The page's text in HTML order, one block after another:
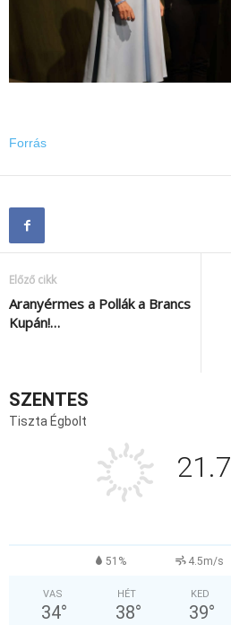
Forrás
Előző cikk
Aranyérmes a Pollák a Brancs
Kupán!…
SZENTES
Tiszta Égbolt
21.7
51% 4.5m/s
VAS
34°
HÉT
38°
KED
39°